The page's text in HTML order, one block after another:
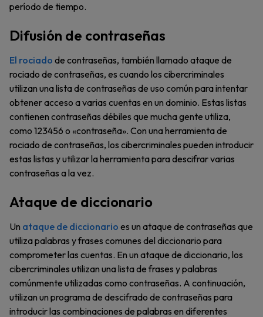
período de tiempo.
Difusión de contraseñas
El rociado de contraseñas, también llamado ataque de
rociado de contraseñas, es cuando los cibercriminales
utilizan una lista de contraseñas de uso común para intentar
obtener acceso a varias cuentas en un dominio. Estas listas
contienen contraseñas débiles que mucha gente utiliza,
como 123456 o «contraseña». Con una herramienta de
rociado de contraseñas, los cibercriminales pueden introducir
estas listas y utilizar la herramienta para descifrar varias
contraseñas a la vez.
Ataque de diccionario
Un ataque de diccionario es un ataque de contraseñas que
utiliza palabras y frases comunes del diccionario para
comprometer las cuentas. En un ataque de diccionario, los
cibercriminales utilizan una lista de frases y palabras
comúnmente utilizadas como contraseñas. A continuación,
utilizan un programa de descifrado de contraseñas para
introducir las combinaciones de palabras en diferentes